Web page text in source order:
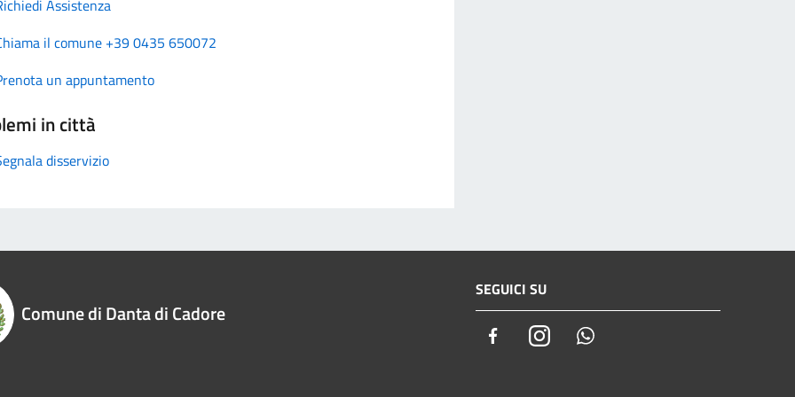
Assistenza
il comune +39 0435 650072
un appuntamento
in città
disservizio
Comune di Danta di Cadore
SEGUICI SU
FacebookInstagram